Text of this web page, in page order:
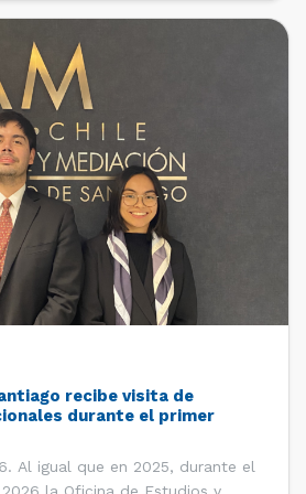
recibe visita de
durante el primer
Al igual que en 2025, durante el